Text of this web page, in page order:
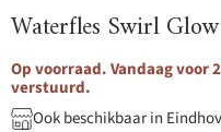
Waterfles Swirl
Op voorraad. Vandaag voor
verstuurd.
Ook beschikbaar in